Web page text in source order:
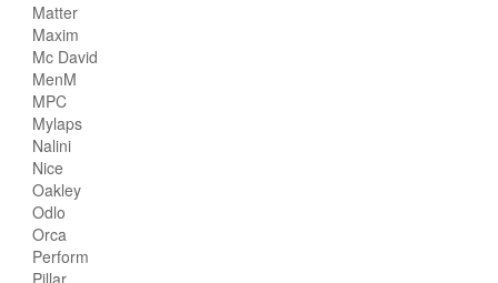
Matter
Maxim
Mc David
MenM
MPC
Mylaps
Nalini
Nice
Oakley
Odlo
Orca
Perform
Pillar